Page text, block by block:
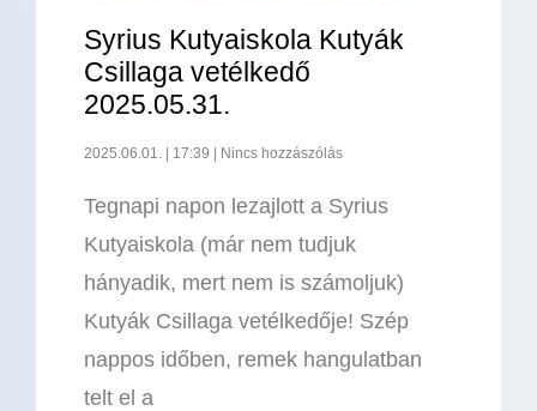
Syrius Kutyaiskola Kutyák
Csillaga vetélkedő
2025.05.31.
2025.06.01. 17:39 Nincs hozzászólás
Tegnapi napon lezajlott a Syrius
Kutyaiskola (már nem tudjuk
hányadik, mert nem is számoljuk)
Kutyák Csillaga vetélkedője! Szép
nappos időben, remek hangulatban
telt el a